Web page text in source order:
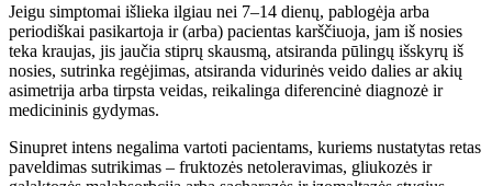
Jeigu simptomai išlieka ilgiau nei 7–14 dienų, pablogėja arba
periodiškai pasikartoja ir (arba) pacientas karščiuoja, jam iš nosies
teka kraujas, jis jaučia stiprų skausmą, atsiranda pūlingų išskyrų iš
nosies, sutrinka regėjimas, atsiranda vidurinės veido dalies ar akių
asimetrija arba tirpsta veidas, reikalinga diferencinė diagnozė ir
medicininis gydymas.
Sinupret intens negalima vartoti pacientams, kuriems nustatytas retas
paveldimas sutrikimas – fruktozės netoleravimas, gliukozės ir